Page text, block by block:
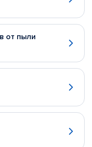
от пыли